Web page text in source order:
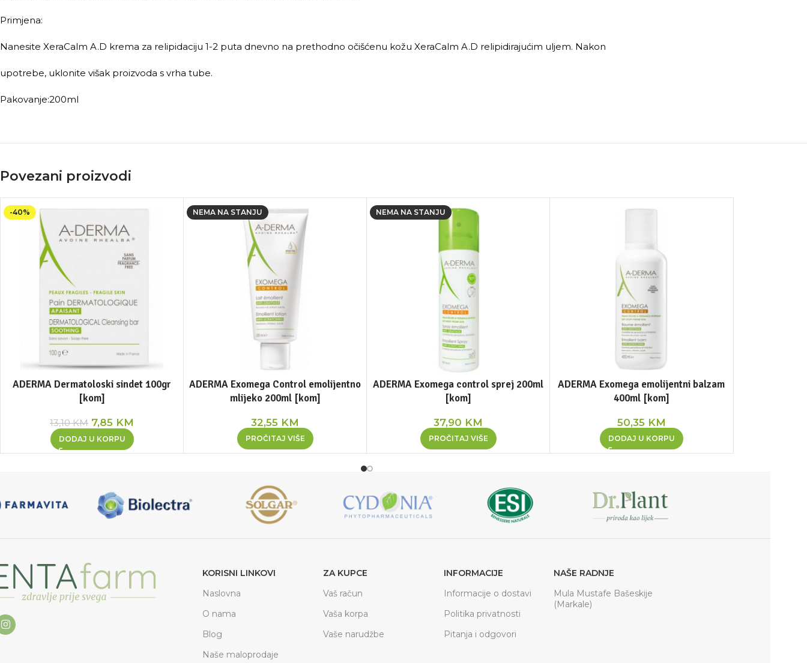
Primjena:
Nanesite XeraCalm A.D krema za relipidaciju 1-2 puta dnevno na prethodno očišćenu kožu XeraCalm A.D relipidirajućim uljem. Nakon
upotrebe, uklonite višak proizvoda s vrha tube.
Pakovanje:200ml
Povezani proizvodi
-40%
ADERMA Dermatoloski sindet 100gr
[kom]
13,10KM 7,85 KM
DODAJ U KORPU
NEMA NA STANJU
ADERMA Exomega Control emolijentno
mlijeko 200ml [kom]
32,55 KM
PROČITAJ VIŠE
NEMA NA STANJU
ADERMA Exomega control sprej 200ml
[kom]
37,90 KM
PROČITAJ VIŠE
ADERMA Exomega emolijentni balzam
400ml [kom]
50,35 KM
DODAJ U KORPU
KORISNI LINKOVI
Naslovna
O nama
Blog
Naše maloprodaje
ZA KUPCE
Vaš račun
Vaša korpa
Vaše narudžbe
INFORMACIJE
Informacije o dostavi
Politika privatnosti
Pitanja i odgovori
NAŠE RADNJE
Mula Mustafe Bašeskije
(Markale)